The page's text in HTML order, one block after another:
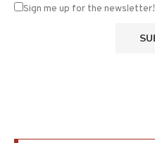
Sign me up for the newsletter!